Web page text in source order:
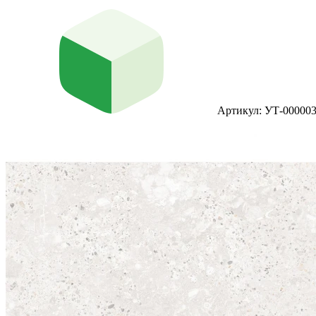
Артикул: УТ-